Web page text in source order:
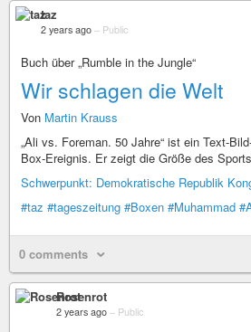
taz
2 years ago – Public
Buch über „Rumble in the Jungle“
Wir schlagen die Welt
Von Martin Krauss
„Ali vs. Foreman. 50 Jahre“ ist ein Text-
Box-Ereignis. Er zeigt die Größe des
Schwerpunkt: Demokratische Republik
#taz #tageszeitung #Boxen #Muhammad
0 comments
Rosenrot
2 years ago – Public